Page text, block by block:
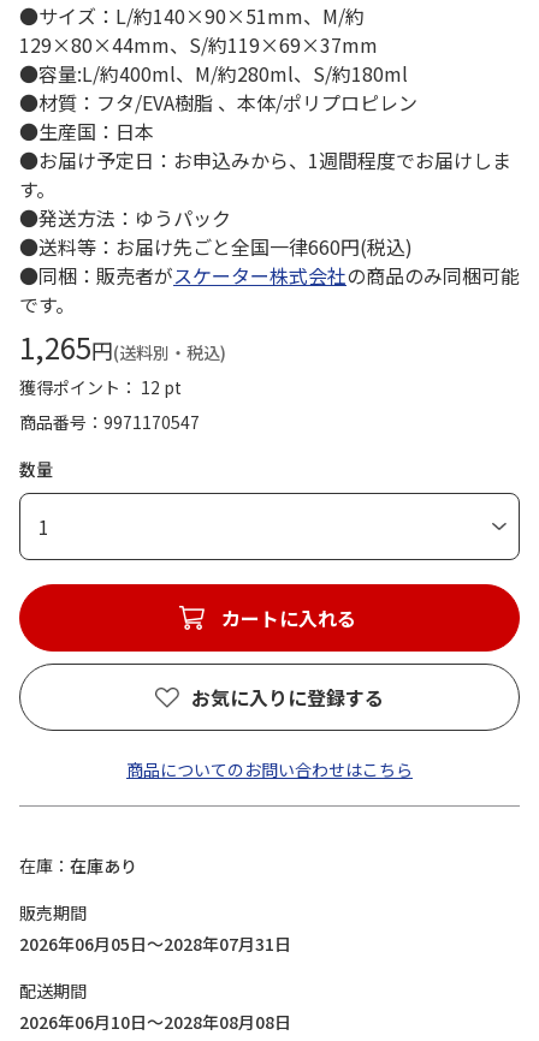
●サイズ：L/約140×90×51mm、M/約
129×80×44mm、S/約119×69×37mm
●容量:L/約400ml、M/約280ml、S/約180ml
●材質：フタ/EVA樹脂 、本体/ポリプロピレン
●生産国：日本
●お届け予定日：お申込みから、1週間程度でお届けしま
す。
●発送方法：ゆうパック
●送料等：お届け先ごと全国一律660円(税込)
●同梱：販売者がスケーター株式会社の商品のみ同梱可能
です。
1,265円(送料別・税込)
獲得ポイント： 12 pt
商品番号
9971170547
数量
1
カートに入れる
お気に入りに登録する
商品についてのお問い合わせはこちら
在庫
在庫あり
販売期間
2026年06月05日～2028年07月31日
配送期間
2026年06月10日～2028年08月08日